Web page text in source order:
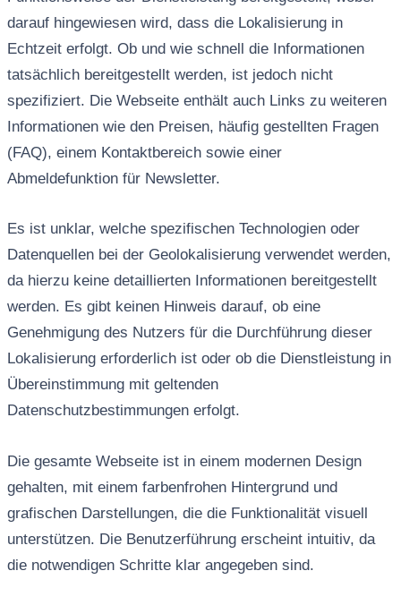
darauf hingewiesen wird, dass die Lokalisierung in
Echtzeit erfolgt. Ob und wie schnell die Informationen
tatsächlich bereitgestellt werden, ist jedoch nicht
spezifiziert. Die Webseite enthält auch Links zu weiteren
Informationen wie den Preisen, häufig gestellten Fragen
(FAQ), einem Kontaktbereich sowie einer
Abmeldefunktion für Newsletter.
Es ist unklar, welche spezifischen Technologien oder
Datenquellen bei der Geolokalisierung verwendet werden,
da hierzu keine detaillierten Informationen bereitgestellt
werden. Es gibt keinen Hinweis darauf, ob eine
Genehmigung des Nutzers für die Durchführung dieser
Lokalisierung erforderlich ist oder ob die Dienstleistung in
Übereinstimmung mit geltenden
Datenschutzbestimmungen erfolgt.
Die gesamte Webseite ist in einem modernen Design
gehalten, mit einem farbenfrohen Hintergrund und
grafischen Darstellungen, die die Funktionalität visuell
unterstützen. Die Benutzerführung erscheint intuitiv, da
die notwendigen Schritte klar angegeben sind.